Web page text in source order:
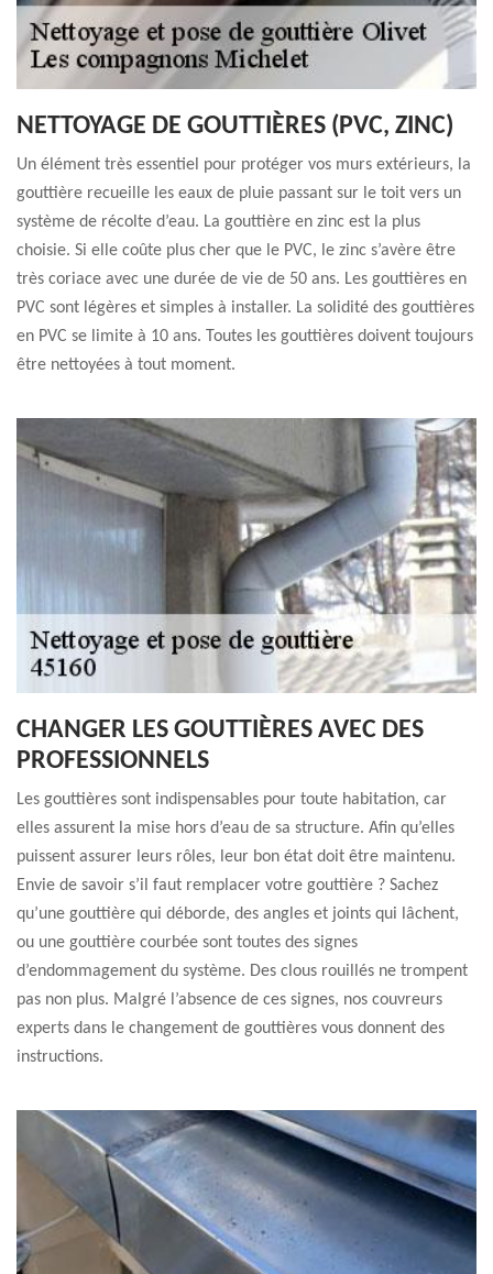
NETTOYAGE DE GOUTTIÈRES (PVC, ZINC)
Un élément très essentiel pour protéger vos murs extérieurs, la
gouttière recueille les eaux de pluie passant sur le toit vers un
système de récolte d’eau. La gouttière en zinc est la plus
choisie. Si elle coûte plus cher que le PVC, le zinc s’avère être
très coriace avec une durée de vie de 50 ans. Les gouttières en
PVC sont légères et simples à installer. La solidité des gouttières
en PVC se limite à 10 ans. Toutes les gouttières doivent toujours
être nettoyées à tout moment.
CHANGER LES GOUTTIÈRES AVEC DES
PROFESSIONNELS
Les gouttières sont indispensables pour toute habitation, car
elles assurent la mise hors d’eau de sa structure. Afin qu’elles
puissent assurer leurs rôles, leur bon état doit être maintenu.
Envie de savoir s’il faut remplacer votre gouttière ? Sachez
qu’une gouttière qui déborde, des angles et joints qui lâchent,
ou une gouttière courbée sont toutes des signes
d’endommagement du système. Des clous rouillés ne trompent
pas non plus. Malgré l’absence de ces signes, nos couvreurs
experts dans le changement de gouttières vous donnent des
instructions.